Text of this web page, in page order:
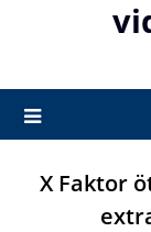
X Faktor